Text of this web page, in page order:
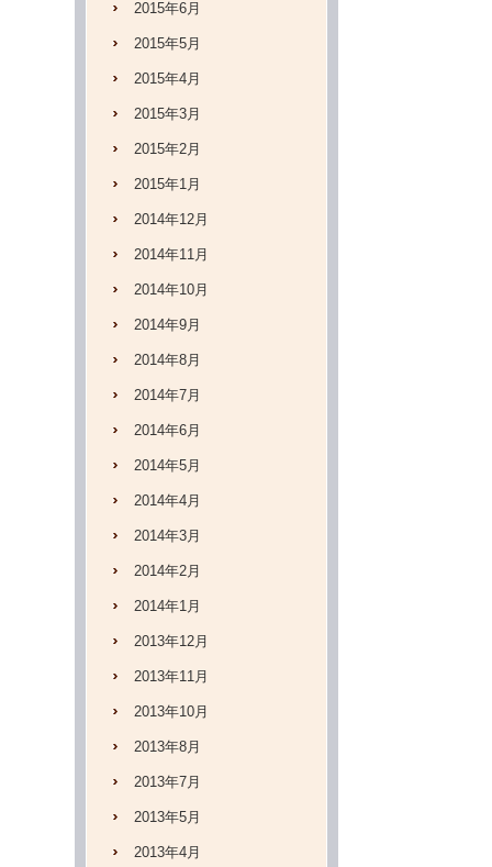
2015年6月
2015年5月
2015年4月
2015年3月
2015年2月
2015年1月
2014年12月
2014年11月
2014年10月
2014年9月
2014年8月
2014年7月
2014年6月
2014年5月
2014年4月
2014年3月
2014年2月
2014年1月
2013年12月
2013年11月
2013年10月
2013年8月
2013年7月
2013年5月
2013年4月